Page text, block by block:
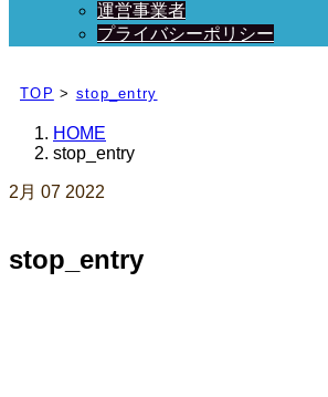
運営事業者
プライバシーポリシー
TOP > stop_entry
HOME
stop_entry
2月 07 2022
stop_entry